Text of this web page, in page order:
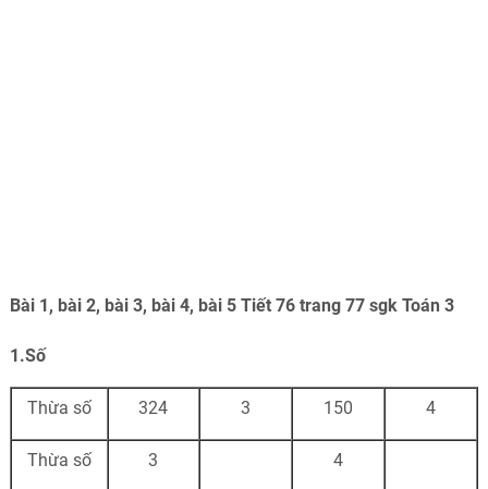
Bài 1, bài 2, bài 3, bài 4, bài 5 Tiết 76 trang 77 sgk Toán 3
1.Số
Thừa số 324 3 150 4
Thừa số 3 4